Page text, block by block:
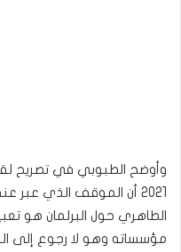
2021 أن الموقف الذي
الطاهري حول البرلمان هو
مؤسساته وهو لا رجوع إلى